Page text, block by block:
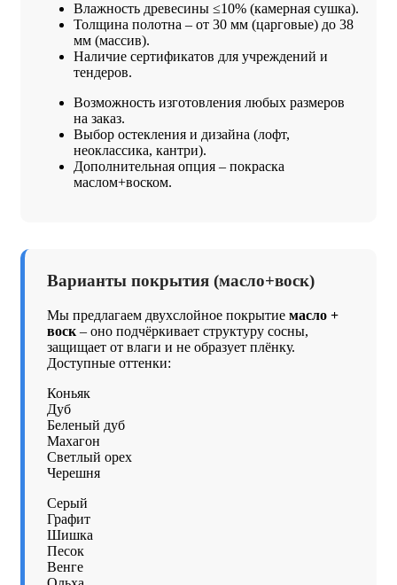
Влажность древесины ≤10% (камерная сушка).
Толщина полотна – от 30 мм (царговые) до 38
мм (массив).
Наличие сертификатов для учреждений и
тендеров.
Возможность изготовления любых размеров
на заказ.
Выбор остекления и дизайна (лофт,
неоклассика, кантри).
Дополнительная опция – покраска
маслом+воском.
Варианты покрытия (масло+воск)
Мы предлагаем двухслойное покрытие масло +
воск – оно подчёркивает структуру сосны,
защищает от влаги и не образует плёнку.
Доступные оттенки:
Коньяк
Дуб
Беленый дуб
Махагон
Светлый орех
Черешня
Серый
Графит
Шишка
Песок
Венге